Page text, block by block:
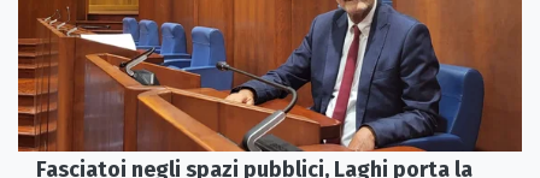
Fasciatoi negli spazi pubblici, Laghi porta la